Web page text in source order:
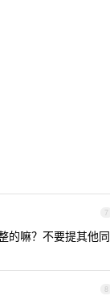
7
的嘛？不要提其他同
8